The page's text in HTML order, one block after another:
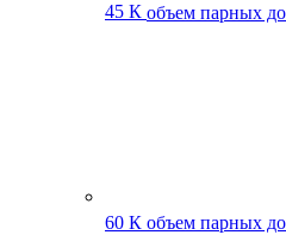
45 К объем парных
60 К объем парных